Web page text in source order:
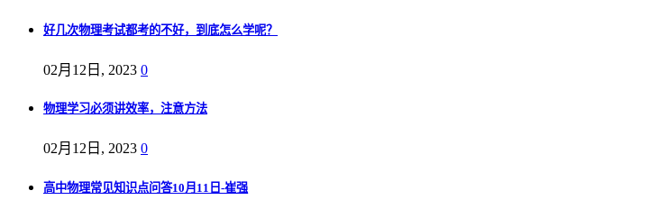
好几次物理考试都考的不好，到底怎么学呢？
02月12日, 2023 0
物理学习必须讲效率，注意方法
02月12日, 2023 0
高中物理常见知识点问答10月11日-崔强